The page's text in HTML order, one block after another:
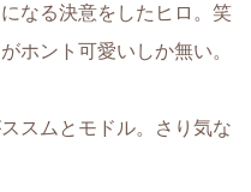
なる決意をしたヒロ。笑
ホント可愛いしか無い。
スムとモドル。さり気な